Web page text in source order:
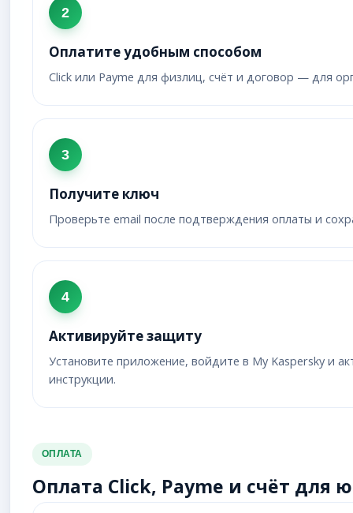
2
Оплатите удобным способом
Click или Payme для физлиц, счёт и договор — для
3
Получите ключ
Проверьте email после подтверждения оплаты и
4
Активируйте защиту
Установите приложение, войдите в My Kaspersky и
инструкции.
ОПЛАТА
Оплата Click, Payme и счёт для